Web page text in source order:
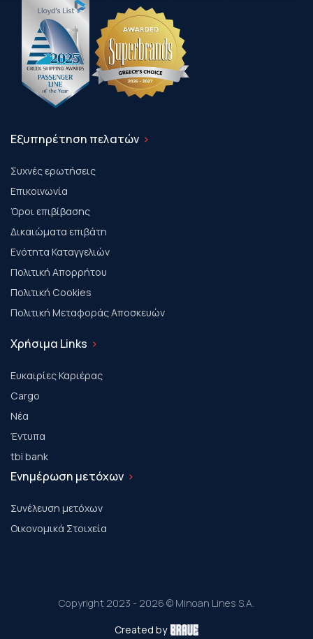
Εξυπηρέτηση πελατών
Συχνές ερωτήσεις
Επικοινωνία
Όροι επιβίβασης
Δικαιώματα επιβάτη
Ενότητα Καταγγελιών
Πολιτική Απορρήτου
Πολιτική Cookies
Πολιτική Μεταφοράς Αποσκευών
Χρήσιμα Links
Ευκαιρίες Καριέρας
Cargo
Νέα
Έντυπα
tbi bank
Ενημέρωση μετόχων
Συνέλευση μετόχων
Οικονομικά Στοιχεία
Copyright 2023 - 2026 © Minoan Lines S.A.
Created by